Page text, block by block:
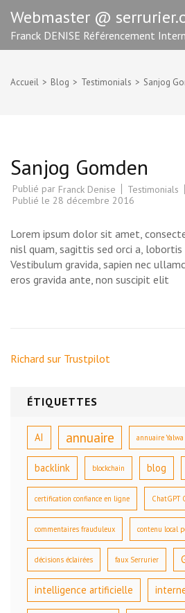
contenu
(Pressez
Webmaster @
Franck DENISE Référencement
Accueil > Blog > Testimonials > Sanjog
Sanjog Gomden
Publié par Franck Denise
Testimonials
Publié le 28 décembre 2016
Lorem ipsum dolor sit amet,
nisl quam, sagittis sed orci a,
Vestibulum gravida, sapien nec
eros gravida ante, non suscipit elit
Navigation
Richard sur Trustpilot
ÉTIQUETTES
AI annuaire annuaire Yalwa
backlink blockchain blog
certification confiance en ligne ChatGPT
commentaires frauduleux contenu local
décisions éclairées faux Serrurier
intelligence artificielle